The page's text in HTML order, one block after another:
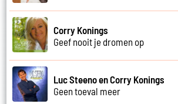
Corry Konings
Geef nooit je dromen op
Luc Steeno en Corry Konings
Geen toeval meer